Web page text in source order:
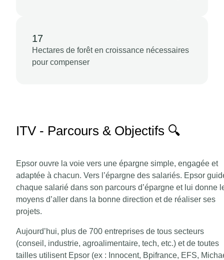
17
Hectares de forêt en croissance nécessaires
pour compenser
ITV - Parcours & Objectifs 🔍
Epsor ouvre la voie vers une épargne simple, engagée et
adaptée à chacun. Vers l’épargne des salariés. Epsor
chaque salarié dans son parcours d’épargne et lui donne
moyens d’aller dans la bonne direction et de réaliser ses
projets.
Aujourd’hui, plus de 700 entreprises de tous secteurs
(conseil, industrie, agroalimentaire, tech, etc.) et de toutes
tailles utilisent Epsor (ex : Innocent, Bpifrance, EFS,